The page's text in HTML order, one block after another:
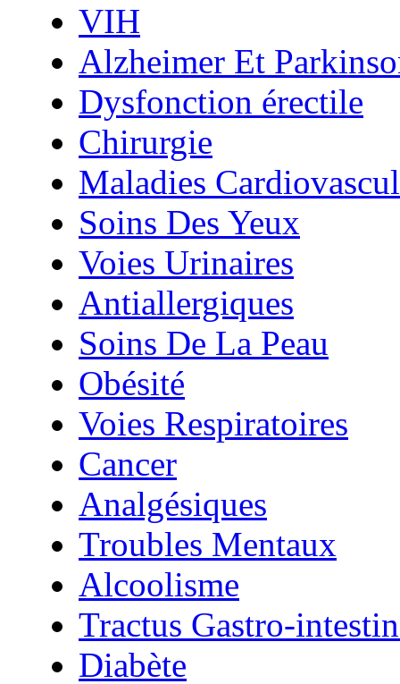
VIH
Alzheimer Et
Dysfonction érectile
Chirurgie
Maladies
Soins Des Yeux
Voies Urinaires
Antiallergiques
Soins De La Peau
Obésité
Voies Respiratoires
Cancer
Analgésiques
Troubles Mentaux
Alcoolisme
Tractus Gastro-
Diabète